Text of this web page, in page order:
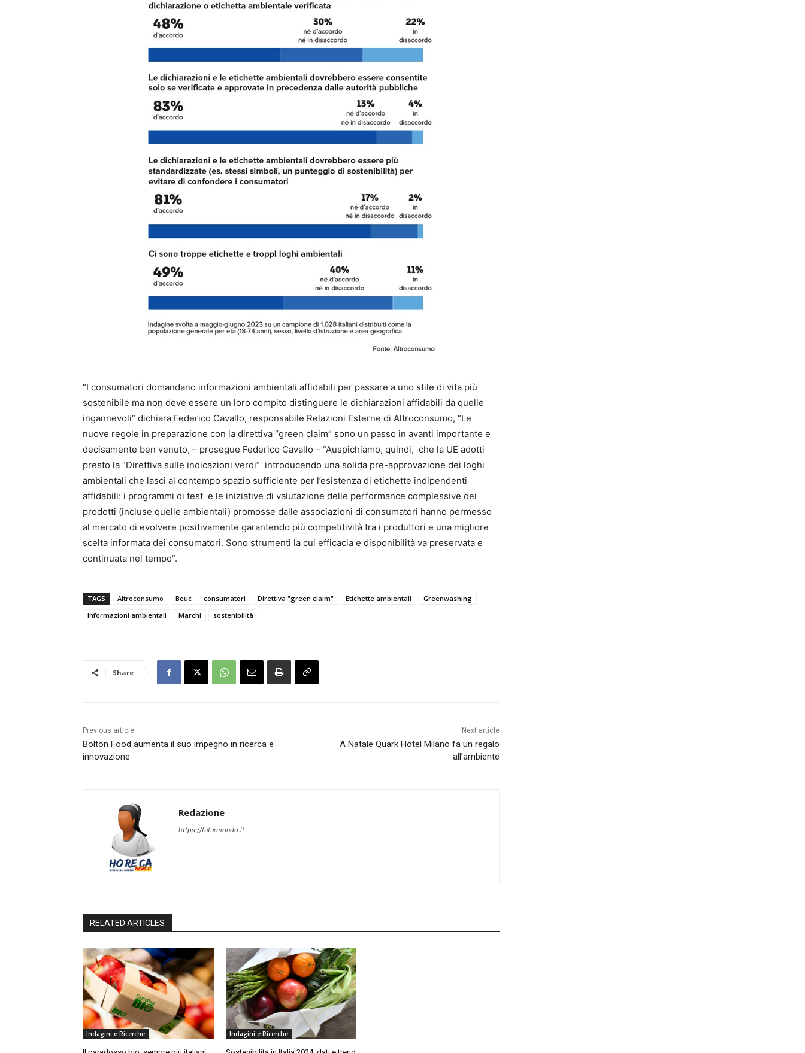
“I consumatori domandano informazioni ambientali affidabili per passare a uno stile di vita più
sostenibile ma non deve essere un loro compito distinguere le dichiarazioni affidabili da quelle
ingannevoli“ dichiara Federico Cavallo, responsabile Relazioni Esterne di Altroconsumo, “Le
nuove regole in preparazione con la direttiva “green claim” sono un passo in avanti importante e
decisamente ben venuto, – prosegue Federico Cavallo – “Auspichiamo, quindi, che la UE adotti
presto la “Direttiva sulle indicazioni verdi” introducendo una solida pre-approvazione dei loghi
ambientali che lasci al contempo spazio sufficiente per l’esistenza di etichette indipendenti
affidabili: i programmi di test e le iniziative di valutazione delle performance complessive dei
prodotti (incluse quelle ambientali) promosse dalle associazioni di consumatori hanno permesso
al mercato di evolvere positivamente garantendo più competitività tra i produttori e una migliore
scelta informata dei consumatori. Sono strumenti la cui efficacia e disponibilità va preservata e
continuata nel tempo”.
TAGS Altroconsumo Beuc consumatori Direttiva "green claim" Etichette ambientali
Greenwashing
Informazioni ambientali
Marchi sostenibilità
Share
Previous article
Bolton Food aumenta il suo impegno in ricerca e
innovazione
Next article
A Natale Quark Hotel Milano fa un regalo
all’ambiente
Redazione
https://futurmondo.it
RELATED ARTICLES
Indagini e Ricerche Indagini e Ricerche